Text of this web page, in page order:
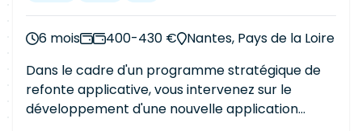
6 mois 400-430 €
Nantes, Pays de la Loire
Dans le cadre d'un programme stratégique de
refonte applicative, vous intervenez sur le
développement d'une nouvelle application